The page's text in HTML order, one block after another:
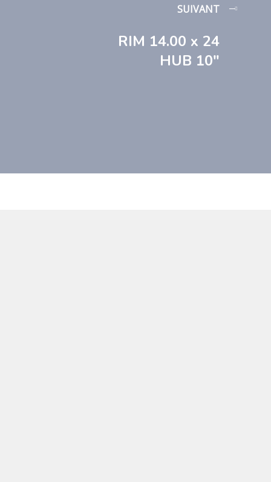
SUIVANT
RIM 14.00 x 24
HUB 10″